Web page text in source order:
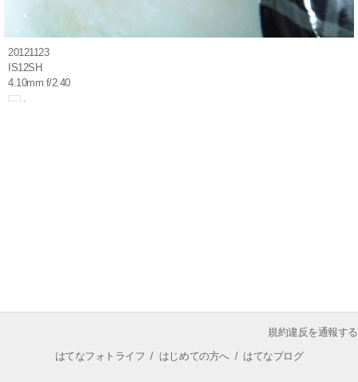
20121123
IS12SH
4.10mm f/2.40
規約違反を通報する
はてなフォトライフ / はじめての方へ/ はてなブログ